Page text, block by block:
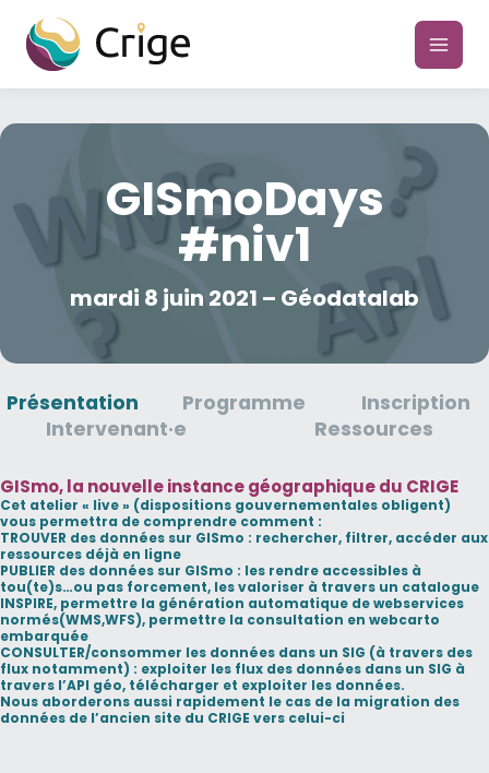
contenu
main
GISmoDays
#niv1
mardi 8 juin 2021 – Géodatalab
Présentation Programme
Inscription
Intervenant·e
Ressources
GISmo, la nouvelle instance géographique du CRIGE
Cet atelier « live » (dispositions gouvernementales obligent)
vous permettra de comprendre comment :
TROUVER des données sur GISmo : rechercher, filtrer, accéder aux
ressources déjà en ligne
PUBLIER des données sur GISmo : les rendre accessibles à
tou(te)s…ou pas forcement, les valoriser à travers un catalogue
INSPIRE, permettre la génération automatique de webservices
normés(WMS,WFS), permettre la consultation en webcarto
embarquée
CONSULTER/consommer les données dans un SIG (à travers des
flux notamment) : exploiter les flux des données dans un SIG à
travers l’API géo, télécharger et exploiter les données.
Nous aborderons aussi rapidement le cas de la migration des
données de l’ancien site du CRIGE vers celui-ci